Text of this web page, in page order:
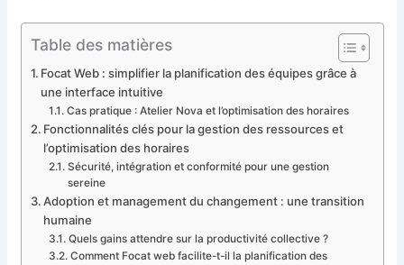
Table des matières
Focat Web : simplifier la planification des équipes grâce à
une interface intuitive
Cas pratique : Atelier Nova et l’optimisation des horaires
Fonctionnalités clés pour la gestion des ressources et
l’optimisation des horaires
Sécurité, intégration et conformité pour une gestion
sereine
Adoption et management du changement : une transition
humaine
Quels gains attendre sur la productivité collective ?
Comment Focat web facilite-t-il la planification des